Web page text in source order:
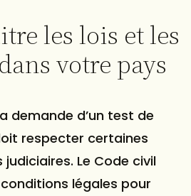
les lois et les
votre pays
demande d’un test de
respecter certaines
Le Code civil
légales pour